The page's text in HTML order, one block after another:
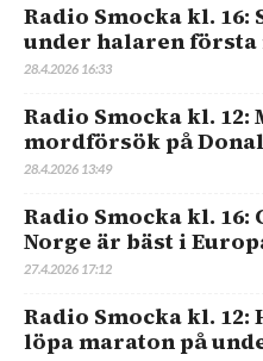
Radio Smocka kl.
under halaren första
28.4.2026 16:33
Radio Smocka kl. 12:
mordförsök på
28.4.2026 13:49
Radio Smocka kl.
Norge är bäst i
27.4.2026 17:12
Radio Smocka kl.
löpa maraton på